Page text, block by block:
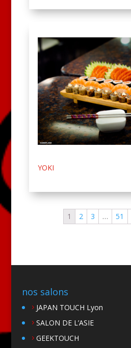
YOKI
1 2 3 … 51
nos salons
JAPAN TOUCH Lyon
SALON DE L’ASIE
GEEKTOUCH